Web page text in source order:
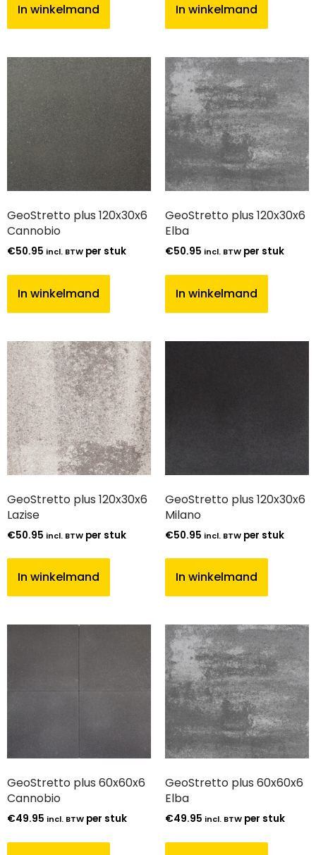
In winkelmand In winkelmand
GeoStretto plus 120x30x6
Cannobio
€50.95 incl. BTW per stuk
In winkelmand
GeoStretto plus 120x30x6
Elba
€50.95 incl. BTW per stuk
In winkelmand
GeoStretto plus 120x30x6
Lazise
€50.95 incl. BTW per stuk
In winkelmand
GeoStretto plus 120x30x6
Milano
€50.95 incl. BTW per stuk
In winkelmand
GeoStretto plus 60x60x6
Cannobio
€49.95 incl. BTW per stuk
GeoStretto plus 60x60x6
Elba
€49.95 incl. BTW per stuk